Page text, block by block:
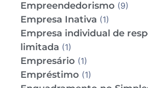
Empreendedorismo (9)
Empresa Inativa (1)
Empresa individual de
limitada (1)
Empresário (1)
Empréstimo (1)